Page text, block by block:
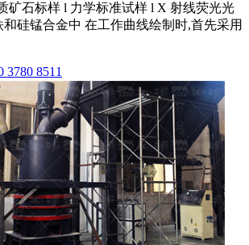
矿石标样 l 力学标准试样 l X 射线荧光光
硅锰合金中 在工作曲线绘制时,首先采用
3780 8511